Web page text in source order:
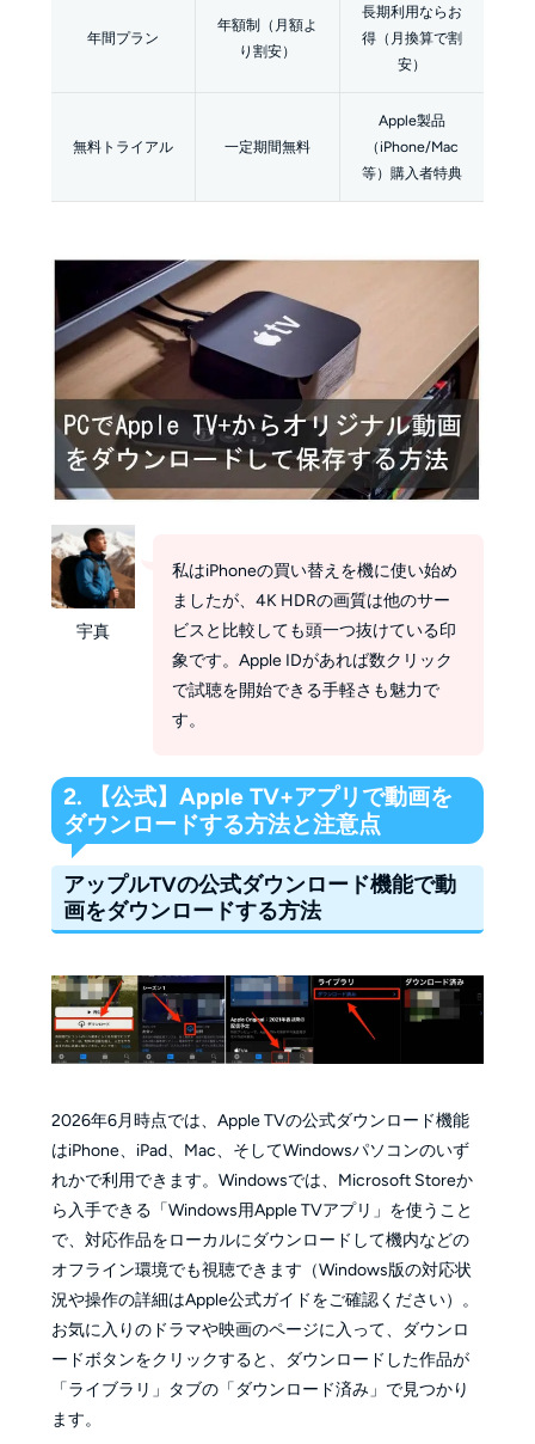
年間プラン
年額制（月額よ
り割安）
長期利用ならお
得（月換算で割
安）
無料トライアル 一定期間無料
Apple製品
（iPhone/Mac
等）購入者特典
宇真
私はiPhoneの買い替えを機に使い始め
ましたが、4K HDRの画質は他のサー
ビスと比較しても頭一つ抜けている印
象です。Apple IDがあれば数クリック
で試聴を開始できる手軽さも魅力で
す。
2. 【公式】Apple TV+アプリで動画を
ダウンロードする方法と注意点
アップルTVの公式ダウンロード機能で動
画をダウンロードする方法
2026年6月時点では、Apple TVの公式ダウンロード機能
はiPhone、iPad、Mac、そしてWindowsパソコンのいず
れかで利用できます。Windowsでは、Microsoft Storeか
ら入手できる「Windows用Apple TVアプリ」を使うこと
で、対応作品をローカルにダウンロードして機内などの
オフライン環境でも視聴できます（Windows版の対応状
況や操作の詳細はApple公式ガイドをご確認ください）。
お気に入りのドラマや映画のページに入って、ダウンロ
ードボタンをクリックすると、ダウンロードした作品が
「ライブラリ」タブの「ダウンロード済み」で見つかり
ます。